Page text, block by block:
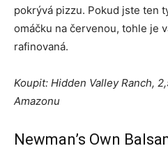
pokrývá pizzu. Pokud jste ten
omáčku na červenou, tohle je
rafinovaná.
Koupit: Hidden Valley Ranch,
Amazonu
Newman’s Own